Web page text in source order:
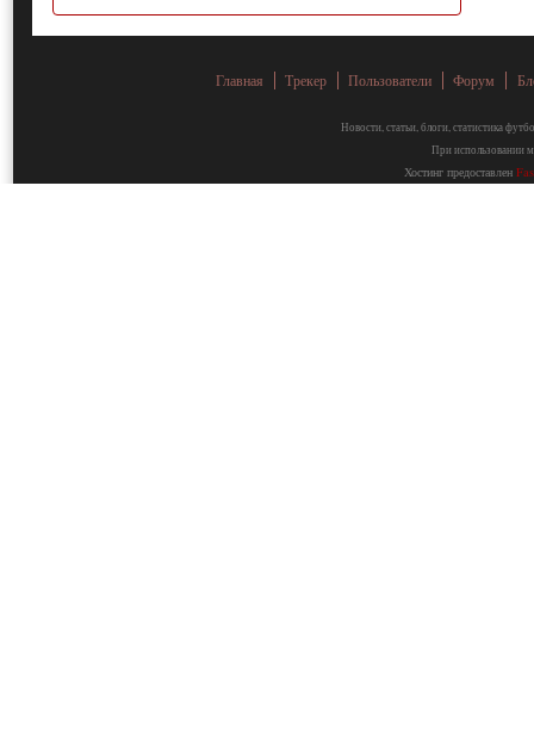
Главная Трекер Пользователи Форум
Новости, статьи, блоги, статистика
При использовании
Хостинг предоставлен